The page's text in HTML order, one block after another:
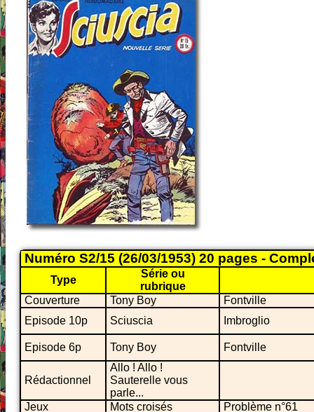
Numéro S2/15 (26/03/1953) 20 pages -
Type
Série ou
rubrique
Couverture
Tony Boy
Fontville
Episode 10p
Sciuscia Imbroglio
Episode 6p Tony Boy Fontville
Rédactionnel
Allo ! Allo !
Sauterelle vous
parle...
Jeux
Mots croisés Problème n°61